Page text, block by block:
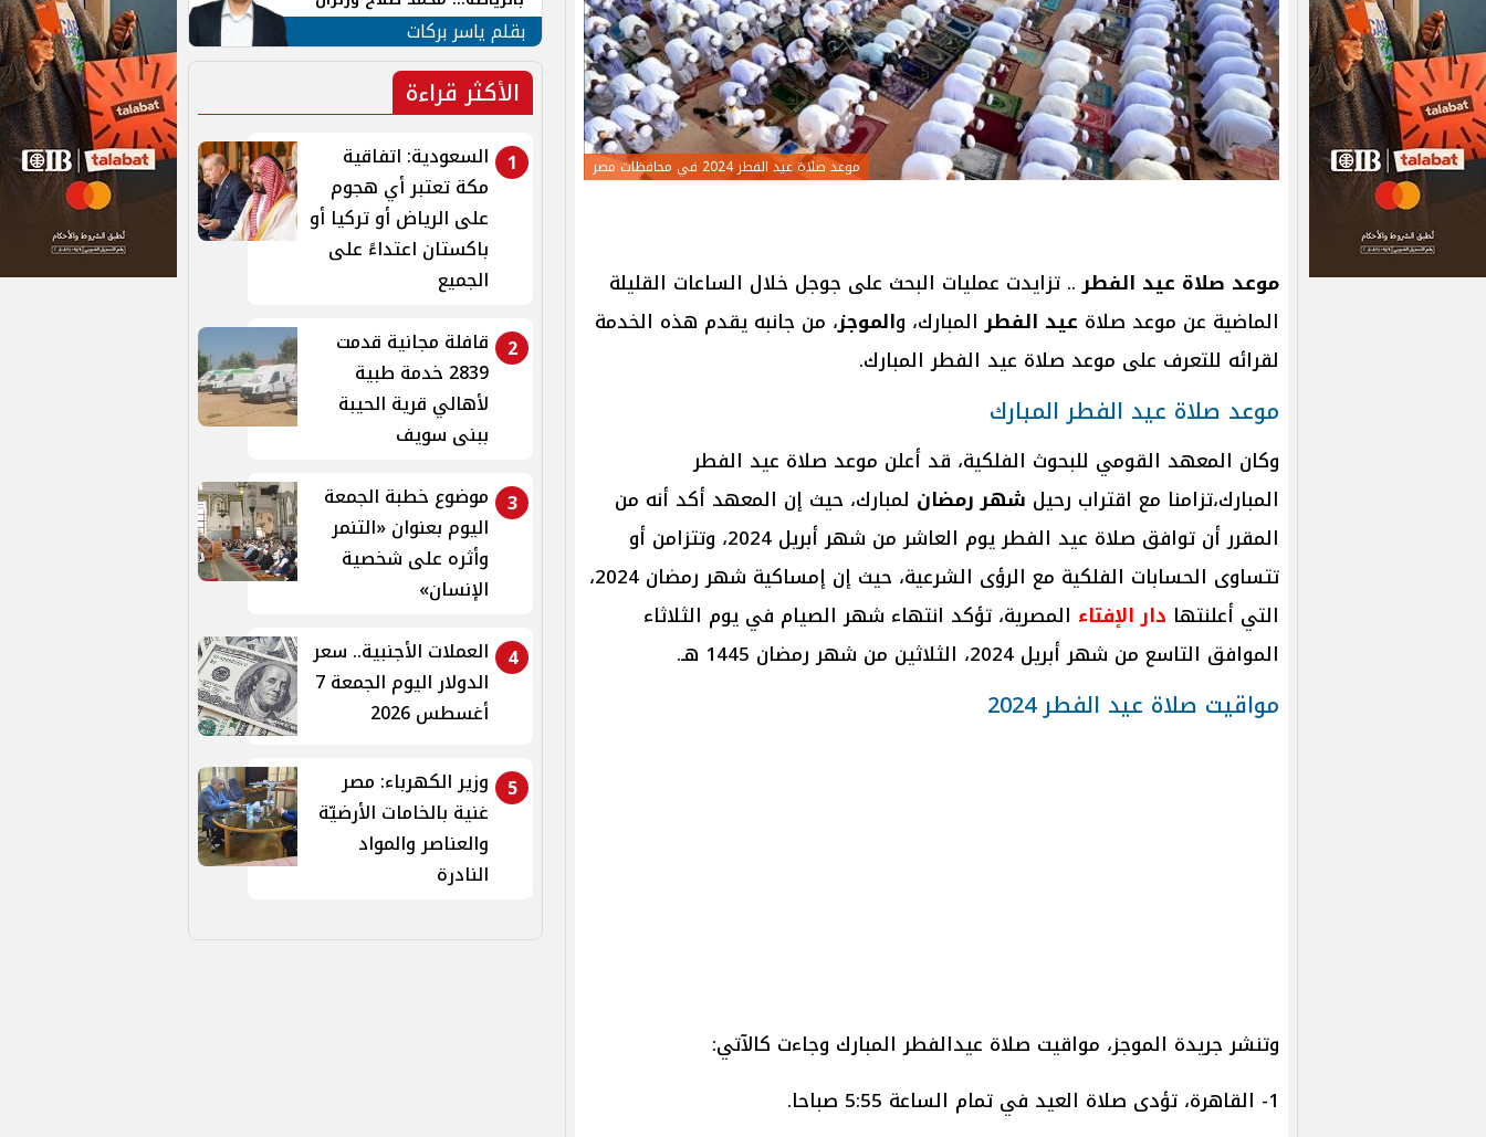
موعد صلاة عيد الفطر 2024 في محافظات مصر
موعد صلاة عيد الفطر.. تزايدت عمليات البحث على جوجل خلال الساعات القليلة
الماضية عن موعد صلاة عيد الفطرالمبارك، والموجز، من جانبه يقدم هذه الخدمة
لقرائه للتعرف على موعد صلاة عيد الفطر المبارك.
موعد صلاة عيد الفطر المبارك
وكان المعهد القومي للبحوث الفلكية، قد أعلن موعد صلاة عيد الفطر
المبارك،تزامنا مع اقتراب رحيل شهر رمضان لمبارك، حيث إن المعهد أكد أنه من
المقرر أن توافق صلاة عيد الفطر يوم العاشر من شهر أبريل 2024، وتتزامن أو
تتساوى الحسابات الفلكية مع الرؤى الشرعية، حيث إن إمساكية شهر رمضان 2024،
التي أعلنتها دار الإفتاء المصرية، تؤكد انتهاء شهر الصيام في يوم الثلاثاء
الموافق التاسع من شهر أبريل 2024، الثلاثين من شهر رمضان 1445 هـ.
مواقيت صلاة عيد الفطر 2024
وتنشر جريدة الموجز، مواقيت صلاة عيدالفطر المبارك وجاءت كالآتي:
1- القاهرة، تؤدى صلاة العيد في تمام الساعة 5:55 صباحا.
الهوية في الشارع التركي
بقلم ياسر بركات
الأكثر قراءة
1
السعودية: اتفاقية
مكة تعتبر أي هجوم
على الرياض أو تركيا أو
باكستان اعتداءً على
الجميع
2
قافلة مجانية قدمت
2839 خدمة طبية
لأهالي قرية الحيبة
ببنى سويف
3 موضوع خطبة الجمعة
اليوم بعنوان «التنمر
وأثره على شخصية
الإنسان»
4
العملات الأجنبية.. سعر
الدولار اليوم الجمعة 7
أغسطس 2026
5
وزير الكهرباء: مصر
غنية بالخامات الأرضيّة
والعناصر والمواد
النادرة